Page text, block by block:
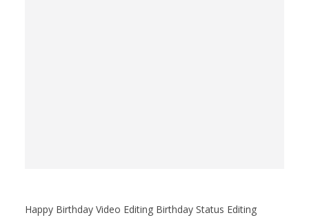
Happy Birthday Video Editing Birthday Status Editing